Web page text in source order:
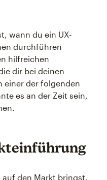
wann du ein UX-
durchführen
hilfreichen
dir bei deinen
einer der folgenden
es an der Zeit sein,
auf den Markt bringst,